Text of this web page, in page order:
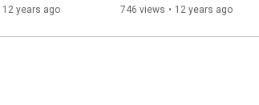
12 years ago
746 views • 12 years ago